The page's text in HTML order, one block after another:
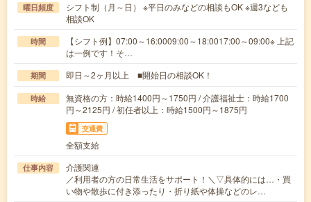
曜日頻度
シフト制（月～日） ※平日のみなどの相談もOK ※週3なども
相談OK
時間
【シフト例】07:00～16:0009:00～18:0017:00～09:00※ 上記
は一例です！そ…
期間 即日～2ヶ月以上 ■開始日の相談OK！
時給
無資格の方：時給1400円～1750円 / 介護福祉士：時給1700
円～2125円 / 初任者以上：時給1500円～1875円
交通費
全額支給
仕事内容
介護関連
／利用者の方の日常生活をサポート！＼▽具体的には…・買
い物や散歩に付き添ったり・折り紙や体操などのレ…